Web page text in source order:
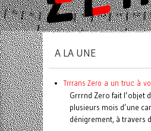
A LA UNE
Trrrans Zero a un truc à
Grrrnd Zero fait l’objet
plusieurs mois d’une
dénigrement, à travers